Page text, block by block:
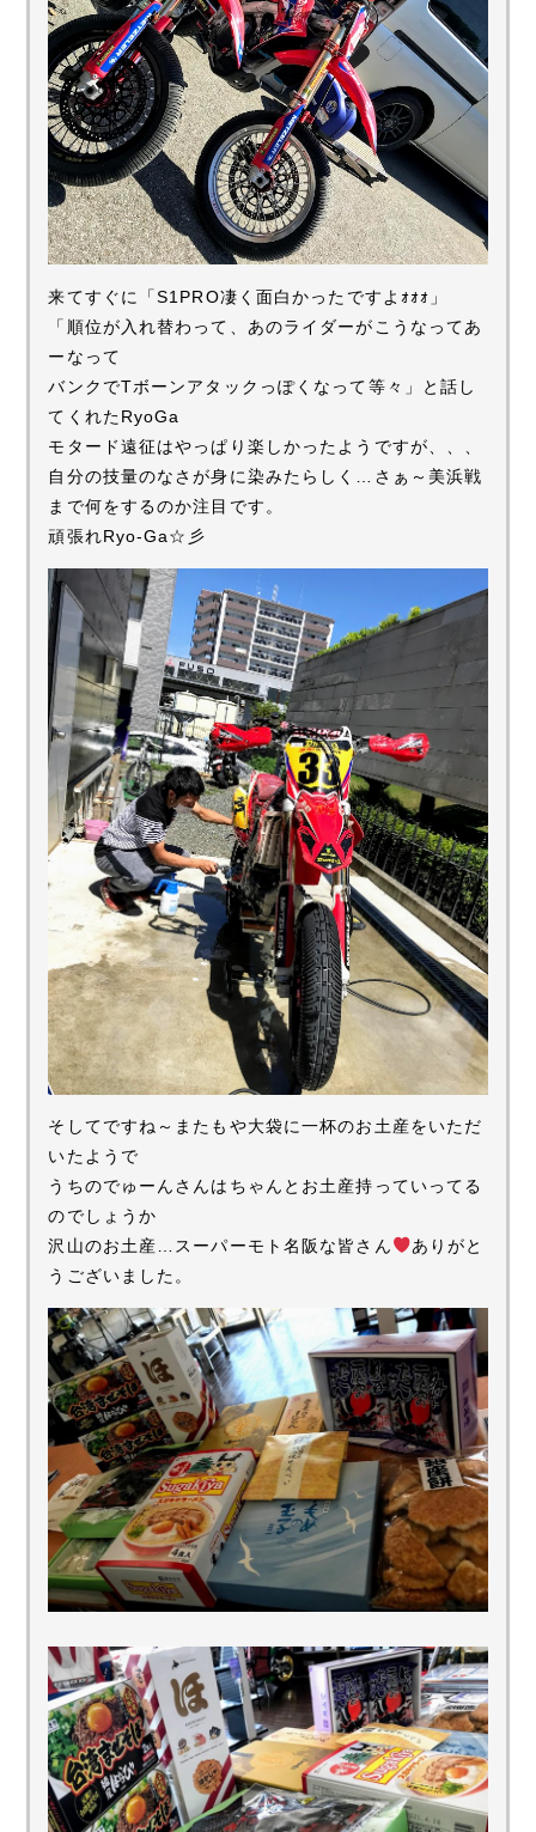
来てすぐに「S1PRO凄く面白かったですよｫｫｫ」
「順位が入れ替わって、あのライダーがこうなってあ
ーなって
バンクでTボーンアタックっぽくなって等々」と話し
てくれたRyoGa
モタード遠征はやっぱり楽しかったようですが、、、
自分の技量のなさが身に染みたらしく…さぁ～美浜戦
まで何をするのか注目です。
頑張れRyo-Ga☆彡
そしてですね～またもや大袋に一杯のお土産をいただ
いたようで
うちのでゅーんさんはちゃんとお土産持っていってる
のでしょうか
沢山のお土産…スーパーモト名阪な皆さん
ありがと
うございました。